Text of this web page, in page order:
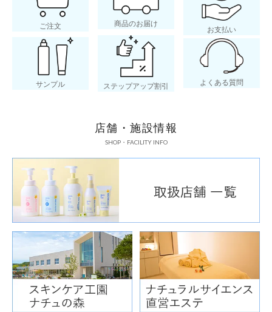
ご注文 商品のお届け
お支払い
サンプル ステップアップ割引 よくある質問
店舗・施設情報
SHOP・FACILITY INFO